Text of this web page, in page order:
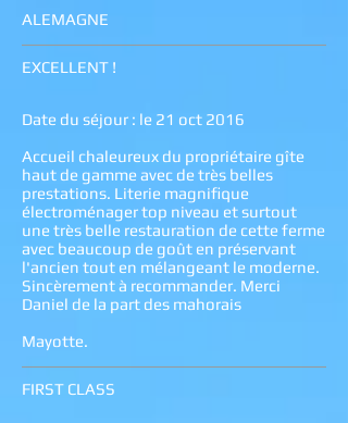
ALEMAGNE
EXCELLENT !
Date du séjour : le 21 oct 2016
Accueil chaleureux du propriétaire gîte
haut de gamme avec de très belles
prestations. Literie magnifique
électroménager top niveau et surtout
une très belle restauration de cette ferme
avec beaucoup de goût en préservant
l'ancien tout en mélangeant le moderne.
Sincèrement à recommander. Merci
Daniel de la part des mahorais
Mayotte.
FIRST CLASS